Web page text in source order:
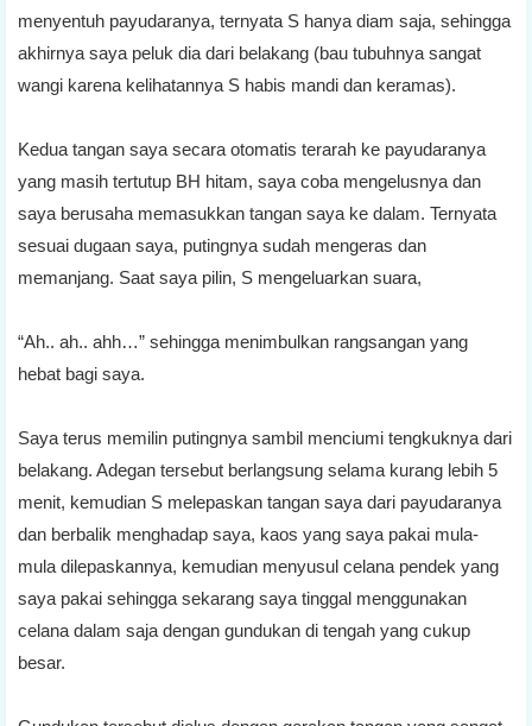
menyentuh payudaranya, ternyata S hanya diam saja, sehingga
akhirnya saya peluk dia dari belakang (bau tubuhnya sangat
wangi karena kelihatannya S habis mandi dan keramas).
Kedua tangan saya secara otomatis terarah ke payudaranya
yang masih tertutup BH hitam, saya coba mengelusnya dan
saya berusaha memasukkan tangan saya ke dalam. Ternyata
sesuai dugaan saya, putingnya sudah mengeras dan
memanjang. Saat saya pilin, S mengeluarkan suara,
“Ah.. ah.. ahh…” sehingga menimbulkan rangsangan yang
hebat bagi saya.
Saya terus memilin putingnya sambil menciumi tengkuknya dari
belakang. Adegan tersebut berlangsung selama kurang lebih 5
menit, kemudian S melepaskan tangan saya dari payudaranya
dan berbalik menghadap saya, kaos yang saya pakai mula-
mula dilepaskannya, kemudian menyusul celana pendek yang
saya pakai sehingga sekarang saya tinggal menggunakan
celana dalam saja dengan gundukan di tengah yang cukup
besar.